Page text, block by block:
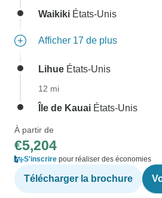
Waikiki États-Unis
Afficher 17 de plus
Lihue États-Unis
12 mi
Île de Kauai États-Unis
À partir de
€5,204
S'inscrire pour réaliser des économies
Télécharger la brochure